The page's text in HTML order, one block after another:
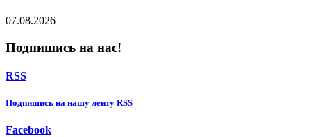
07.08.2026
Подпишись на нас!
RSS
Подпишиcь на нашу ленту RSS
Facebook